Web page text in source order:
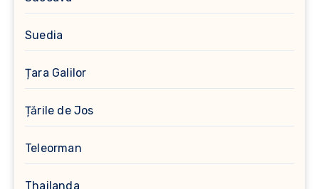
Suedia
Țara Galilor
Țările de Jos
Teleorman
Thailanda